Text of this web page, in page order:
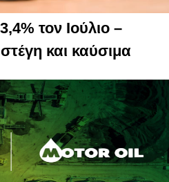
τον Ιούλιο –
και καύσιμα